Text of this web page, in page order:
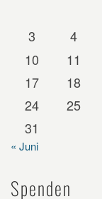
3
4
10
11
17
18
24
25
31
« Juni
Spenden